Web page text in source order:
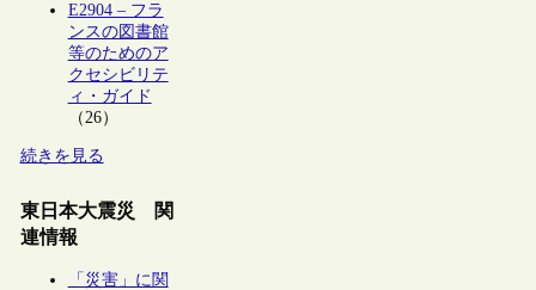
E2904 – フラ
ンスの図書館
等のためのア
クセシビリテ
ィ・ガイド
（26）
続きを見る
東日本大震災 関
連情報
「災害」に関